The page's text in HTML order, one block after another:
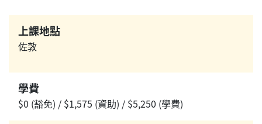
上課地點
佐敦
學費
$0 (豁免) / $1,575 (資助) / $5,250 (學費)